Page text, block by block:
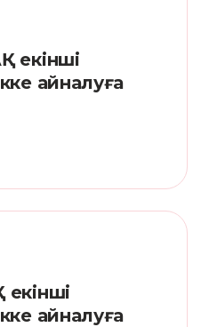
екінші
айналуға
айналуға